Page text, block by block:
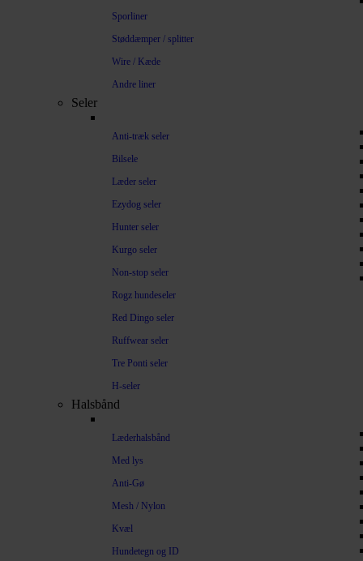
Sporliner
Støddæmper / splitter
Wire / Kæde
Andre liner
Seler
Anti-træk seler
Bilsele
Læder seler
Ezydog seler
Hunter seler
Kurgo seler
Non-stop seler
Rogz hundeseler
Red Dingo seler
Ruffwear seler
Tre Ponti seler
H-seler
Halsbånd
Læderhalsbånd
Med lys
Anti-Gø
Mesh / Nylon
Kvæl
Hundetegn og ID